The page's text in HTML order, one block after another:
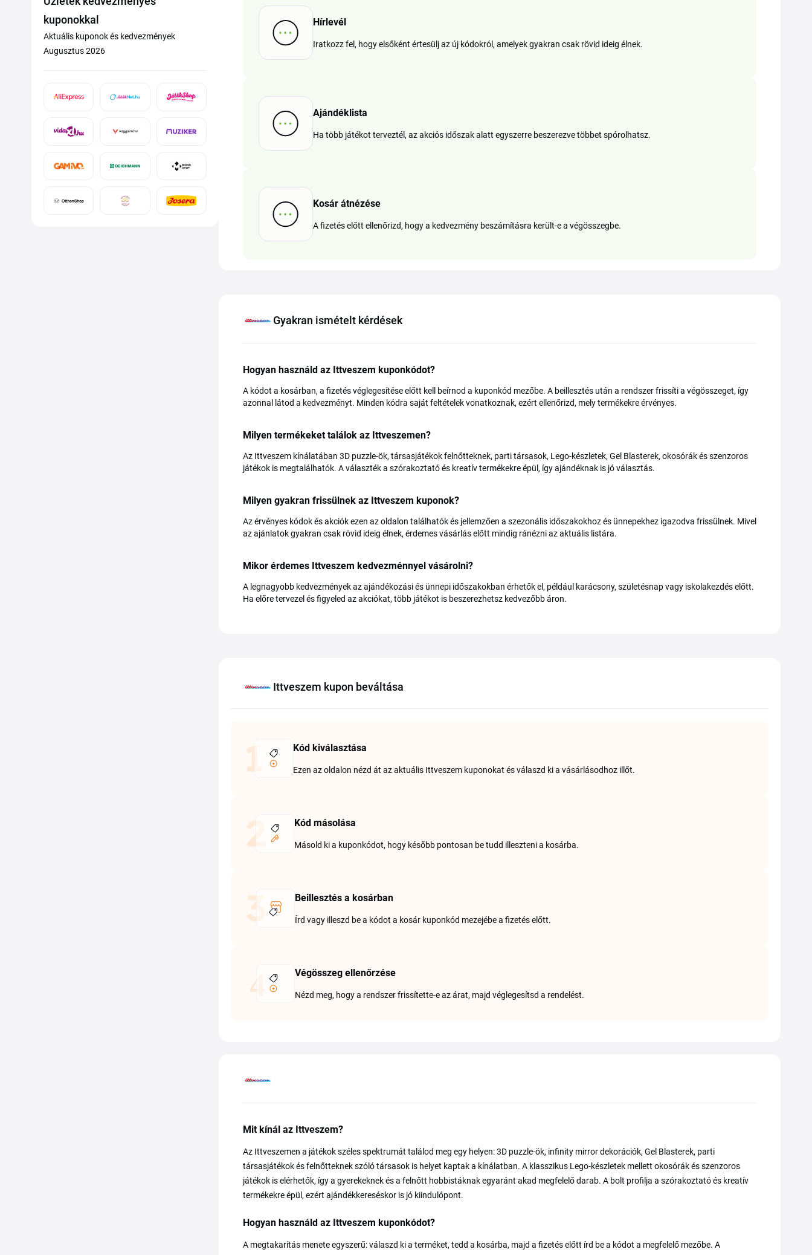
kuponokkal
Aktuális kuponok és kedvezmények
Augusztus 2026
Hírlevél
Iratkozz fel, hogy elsőként értesülj az új kódokról, amelyek gyakran csak rövid ideig élnek.
Ajándéklista
Ha több játékot terveztél, az akciós időszak alatt egyszerre beszerezve többet spórolhatsz.
Kosár átnézése
A fizetés előtt ellenőrizd, hogy a kedvezmény beszámításra került-e a végösszegbe.
Gyakran ismételt kérdések
Hogyan használd az Ittveszem kuponkódot?
A kódot a kosárban, a fizetés véglegesítése előtt kell beírnod a kuponkód mezőbe. A beillesztés után a rendszer frissíti a végösszeget, így
azonnal látod a kedvezményt. Minden kódra saját feltételek vonatkoznak, ezért ellenőrizd, mely termékekre érvényes.
Milyen termékeket találok az Ittveszemen?
Az Ittveszem kínálatában 3D puzzle-ök, társasjátékok felnőtteknek, parti társasok, Lego-készletek, Gel Blasterek, okosórák és szenzoros
játékok is megtalálhatók. A választék a szórakoztató és kreatív termékekre épül, így ajándéknak is jó választás.
Milyen gyakran frissülnek az Ittveszem kuponok?
Az érvényes kódok és akciók ezen az oldalon találhatók és jellemzően a szezonális időszakokhoz és ünnepekhez igazodva frissülnek. Mivel
az ajánlatok gyakran csak rövid ideig élnek, érdemes vásárlás előtt mindig ránézni az aktuális listára.
Mikor érdemes Ittveszem kedvezménnyel vásárolni?
A legnagyobb kedvezmények az ajándékozási és ünnepi időszakokban érhetők el, például karácsony, születésnap vagy iskolakezdés előtt.
Ha előre tervezel és figyeled az akciókat, több játékot is beszerezhetsz kedvezőbb áron.
Ittveszem kupon beváltása
Kód kiválasztása
Ezen az oldalon nézd át az aktuális Ittveszem kuponokat és válaszd ki a vásárlásodhoz illőt.
Kód másolása
Másold ki a kuponkódot, hogy később pontosan be tudd illeszteni a kosárba.
Beillesztés a kosárban
Írd vagy illeszd be a kódot a kosár kuponkód mezejébe a fizetés előtt.
Végösszeg ellenőrzése
Nézd meg, hogy a rendszer frissítette-e az árat, majd véglegesítsd a rendelést.
Mit kínál az Ittveszem?
Az Ittveszemen a játékok széles spektrumát találod meg egy helyen: 3D puzzle-ök, infinity mirror dekorációk, Gel Blasterek, parti
társasjátékok és felnőtteknek szóló társasok is helyet kaptak a kínálatban. A klasszikus Lego-készletek mellett okosórák és szenzoros
játékok is elérhetők, így a gyerekeknek és a felnőtt hobbistáknak egyaránt akad megfelelő darab. A bolt profilja a szórakoztató és kreatív
termékekre épül, ezért ajándékkereséskor is jó kiindulópont.
Hogyan használd az Ittveszem kuponkódot?
A megtakarítás menete egyszerű: válaszd ki a terméket, tedd a kosárba, majd a fizetés előtt írd be a kódot a megfelelő mezőbe. A